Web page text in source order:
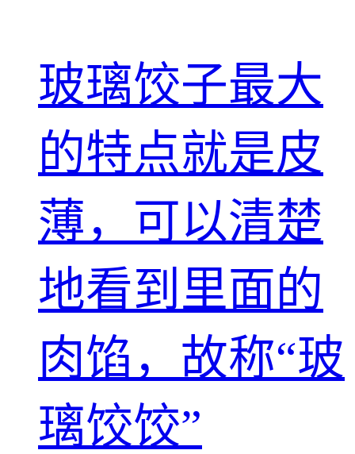
玻璃饺子最大
的特点就是皮
薄，可以清楚
地看到里面的
肉馅，故称“玻
璃饺饺”